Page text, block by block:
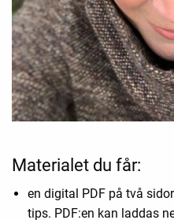
Materialet du får:
en digital PDF på två
tips. PDF:en kan laddas